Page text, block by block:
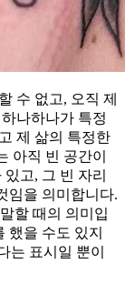
수 없고, 오직 제
나하나가 특정
제 삶의 특정한
아직 빈 공간이
고, 그 빈 자리
임을 의미합니다.
할 때의 의미입
했을 수도 있지
는 표시일 뿐이